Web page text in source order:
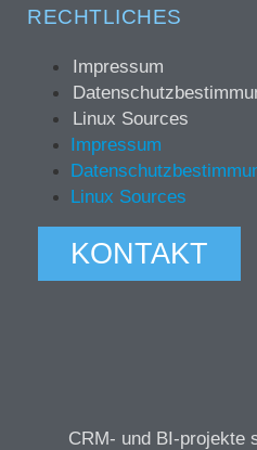
RECHTLICHES
Impressum
Linux Sources
Impressum
Linux Sources
KONTAKT
CRM- und BI-projekte